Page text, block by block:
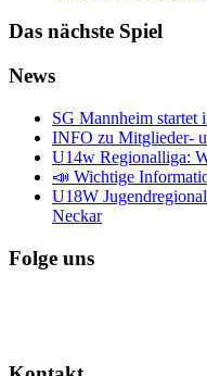
Das nächste Spiel
News
SG Mannheim startet
INFO zu Mitglieder-
U14w Regionalliga:
📣 Wichtige
U18W
Neckar
Folge uns